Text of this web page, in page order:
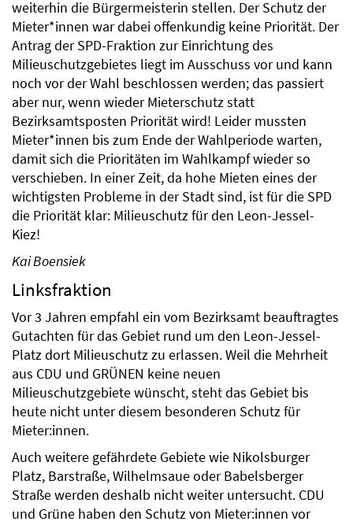
weiterhin die Bürgermeisterin stellen. Der Schutz der
Mieter*innen war dabei offenkundig keine Priorität. Der
Antrag der SPD-Fraktion zur Einrichtung des
Milieuschutzgebietes liegt im Ausschuss vor und kann
noch vor der Wahl beschlossen werden; das passiert
aber nur, wenn wieder Mieterschutz statt
Bezirksamtsposten Priorität wird! Leider mussten
Mieter*innen bis zum Ende der Wahlperiode warten,
damit sich die Prioritäten im Wahlkampf wieder so
verschieben. In einer Zeit, da hohe Mieten eines der
wichtigsten Probleme in der Stadt sind, ist für die SPD
die Priorität klar: Milieuschutz für den Leon-Jessel-
Kiez!
Kai Boensiek
Linksfraktion
Vor 3 Jahren empfahl ein vom Bezirksamt beauftragtes
Gutachten für das Gebiet rund um den Leon-Jessel-
Platz dort Milieuschutz zu erlassen. Weil die Mehrheit
aus CDU und GRÜNEN keine neuen
Milieuschutzgebiete wünscht, steht das Gebiet bis
heute nicht unter diesem besonderen Schutz für
Mieter:innen.
Auch weitere gefährdete Gebiete wie Nikolsburger
Platz, Barstraße, Wilhelmsaue oder Babelsberger
Straße werden deshalb nicht weiter untersucht. CDU
und Grüne haben den Schutz von Mieter:innen vor